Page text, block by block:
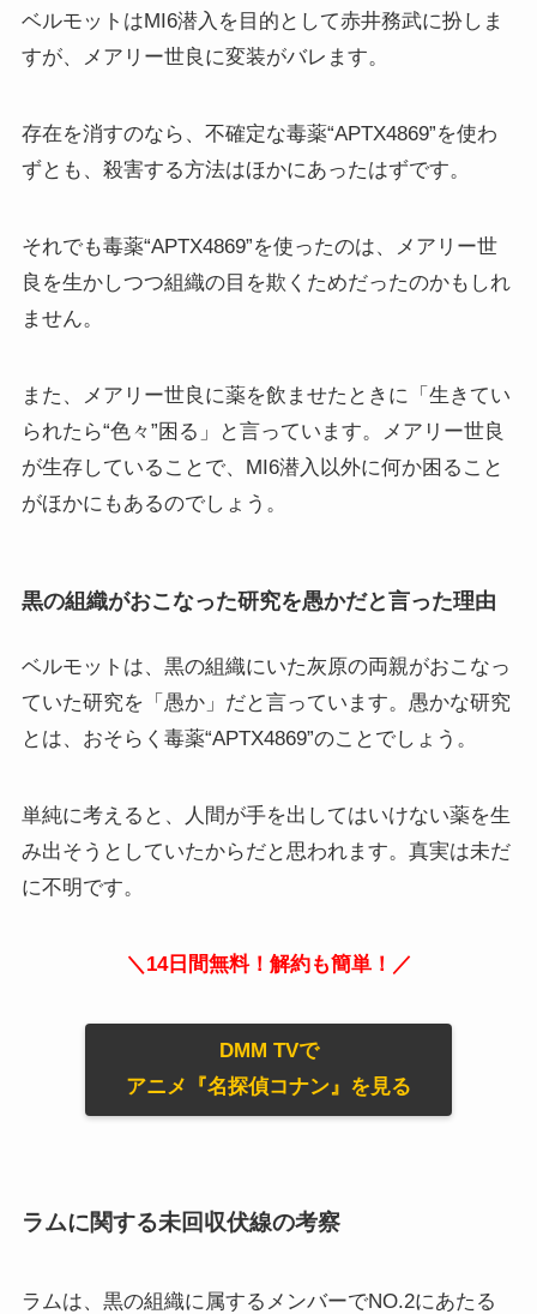
ベルモットはMI6潜入を目的として赤井務武に扮しま
すが、メアリー世良に変装がバレます。
存在を消すのなら、不確定な毒薬“APTX4869”を使わ
ずとも、殺害する方法はほかにあったはずです。
それでも毒薬“APTX4869”を使ったのは、メアリー世
良を生かしつつ組織の目を欺くためだったのかもしれ
ません。
また、メアリー世良に薬を飲ませたときに「生きてい
られたら“色々”困る」と言っています。メアリー世良
が生存していることで、MI6潜入以外に何か困ること
がほかにもあるのでしょう。
黒の組織がおこなった研究を愚かだと言った理由
ベルモットは、黒の組織にいた灰原の両親がおこなっ
ていた研究を「愚か」だと言っています。愚かな研究
とは、おそらく毒薬“APTX4869”のことでしょう。
単純に考えると、人間が手を出してはいけない薬を生
み出そうとしていたからだと思われます。真実は未だ
に不明です。
＼14日間無料！解約も簡単！／
DMM TVで
アニメ『名探偵コナン』を見る
ラムに関する未回収伏線の考察
ラムは、黒の組織に属するメンバーでNO.2にあたる